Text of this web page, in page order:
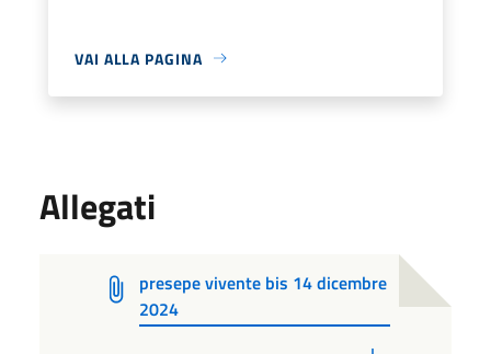
VAI ALLA PAGINA
Allegati
presepe vivente bis 14 dicembre
2024